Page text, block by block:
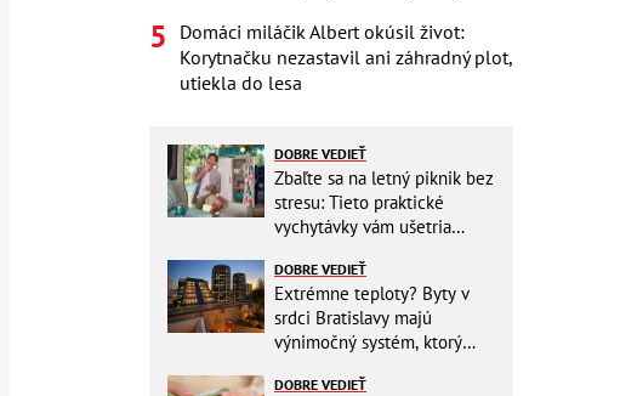
Domáci miláčik Albert okúsil život:
Korytnačku nezastavil ani záhradný plot,
utiekla do lesa
DOBRE VEDIEŤ
Zbaľte sa na letný piknik bez
stresu: Tieto praktické
vychytávky vám ušetria
DOBRE VEDIEŤ
Extrémne teploty? Byty v
srdci Bratislavy majú
výnimočný systém, ktorý
DOBRE VEDIEŤ